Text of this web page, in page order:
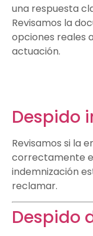
una respuesta
Revisamos la
opciones reales
actuación.
Despido
Revisamos si la
correctamente
indemnización
reclamar.
Despido